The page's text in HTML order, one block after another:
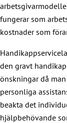
fungerar som
kostnader som
den gravt
önskningar då
personliga
beakta det
hjälpbehövande